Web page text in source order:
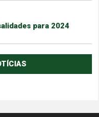
para 2024